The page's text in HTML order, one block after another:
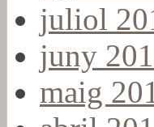
juliol
juny
maig